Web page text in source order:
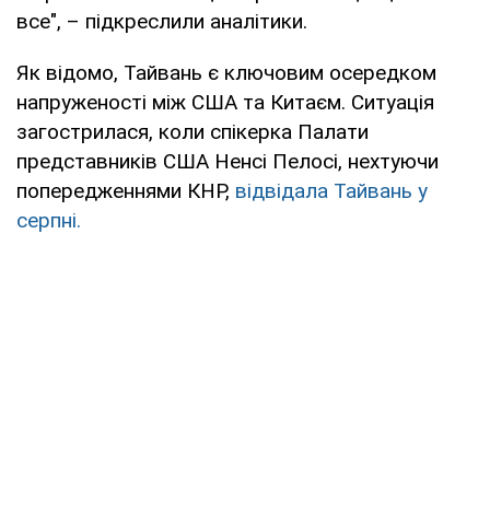
все", – підкреслили аналітики.
Як відомо, Тайвань є ключовим осередком
напруженості між США та Китаєм. Ситуація
загострилася, коли спікерка Палати
представників США Ненсі Пелосі, нехтуючи
попередженнями КНР, відвідала Тайвань у
серпні.